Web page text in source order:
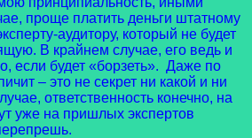
проще платить деньги штатному
аудитору, который не будет
В крайнем случае, его ведь и
если будет «борзеть». Даже по
– это не секрет ни какой и ни
ответственность конечно, на
уже на пришлых экспертов